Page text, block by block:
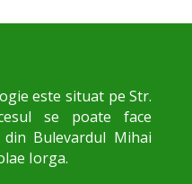
este situat pe Str.
se poate face
Bulevardul Mihai
Iorga.